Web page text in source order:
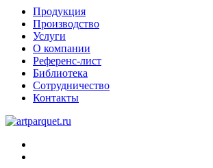
Продукция
Производство
Услуги
О компании
Референс-лист
Библиотека
Сотрудничество
Контакты